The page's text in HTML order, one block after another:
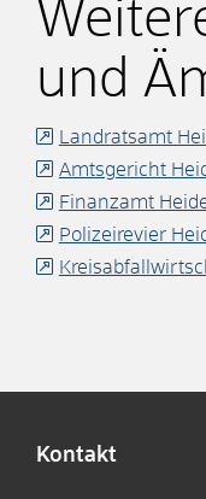
und
Landratsamt
Amtsgericht
Finanzamt
Polizeirevier
Kontakt